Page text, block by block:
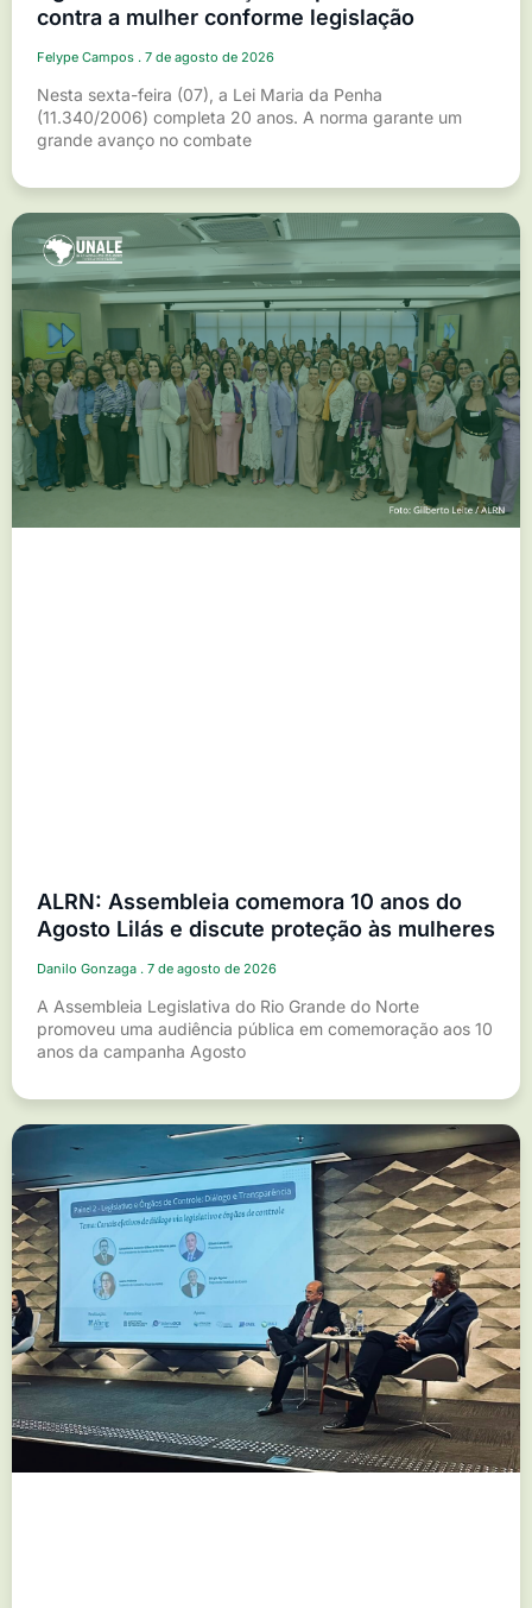
contra a mulher conforme legislação
Felype Campos 7 de agosto de 2026
Nesta sexta-feira (07), a Lei Maria da Penha
(11.340/2006) completa 20 anos. A norma garante um
grande avanço no combate
ALRN: Assembleia comemora 10 anos do
Agosto Lilás e discute proteção às mulheres
Danilo Gonzaga 7 de agosto de 2026
A Assembleia Legislativa do Rio Grande do Norte
promoveu uma audiência pública em comemoração aos 10
anos da campanha Agosto